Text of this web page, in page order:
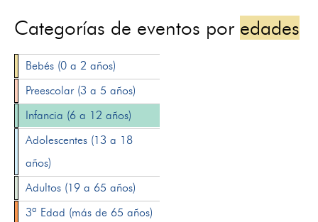
Categorías de eventos por edades
Bebés (0 a 2 años)
Preescolar (3 a 5 años)
Infancia (6 a 12 años)
Adolescentes (13 a 18
años)
Adultos (19 a 65 años)
3ª Edad (más de 65 años)